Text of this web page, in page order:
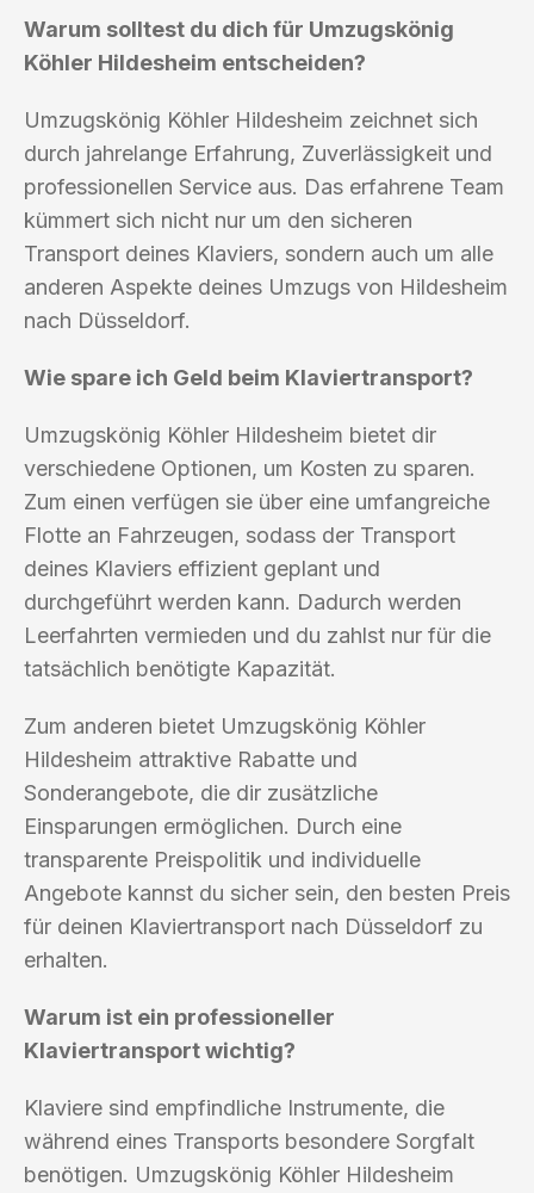
Warum solltest du dich für Umzugskönig
Köhler Hildesheim entscheiden?
Umzugskönig Köhler Hildesheim zeichnet sich
durch jahrelange Erfahrung, Zuverlässigkeit und
professionellen Service aus. Das erfahrene Team
kümmert sich nicht nur um den sicheren
Transport deines Klaviers, sondern auch um alle
anderen Aspekte deines Umzugs von Hildesheim
nach Düsseldorf.
Wie spare ich Geld beim Klaviertransport?
Umzugskönig Köhler Hildesheim bietet dir
verschiedene Optionen, um Kosten zu sparen.
Zum einen verfügen sie über eine umfangreiche
Flotte an Fahrzeugen, sodass der Transport
deines Klaviers effizient geplant und
durchgeführt werden kann. Dadurch werden
Leerfahrten vermieden und du zahlst nur für die
tatsächlich benötigte Kapazität.
Zum anderen bietet Umzugskönig Köhler
Hildesheim attraktive Rabatte und
Sonderangebote, die dir zusätzliche
Einsparungen ermöglichen. Durch eine
transparente Preispolitik und individuelle
Angebote kannst du sicher sein, den besten Preis
für deinen Klaviertransport nach Düsseldorf zu
erhalten.
Warum ist ein professioneller
Klaviertransport wichtig?
Klaviere sind empfindliche Instrumente, die
während eines Transports besondere Sorgfalt
benötigen. Umzugskönig Köhler Hildesheim